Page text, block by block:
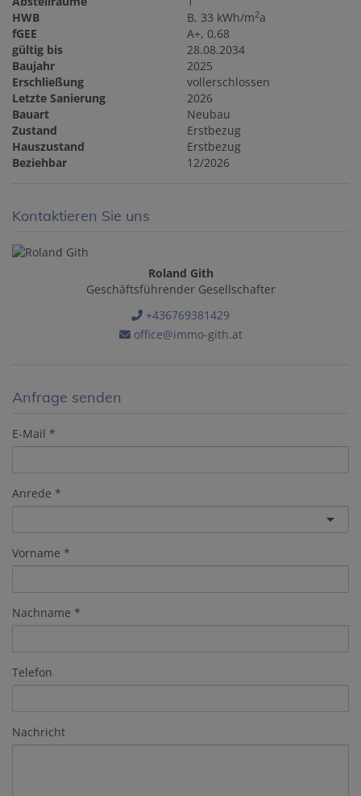
HWB
B, 33 kWh/m2a
fGEE
A+, 0,68
gültig bis
28.08.2034
Baujahr
2025
Erschließung
vollerschlossen
Letzte Sanierung
2026
Bauart
Neubau
Zustand
Erstbezug
Hauszustand
Erstbezug
Beziehbar
12/2026
Kontaktieren Sie uns
Roland Gith
Geschäftsführender Gesellschafter
+436769381429
office@immo-gith.at
Anfrage senden
E-Mail
Anrede
Vorname
Nachname
Telefon
Nachricht